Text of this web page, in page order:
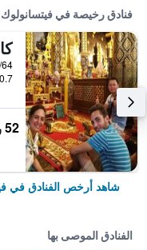
فنادق رخيصة في فيتسانولوك
0.7 كيلومتر عن وسط المدينة
52 ﷼
شاهد أرخص الفنادق في
الفنادق الموصى بها